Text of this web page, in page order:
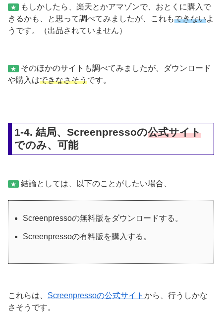
★
もしかしたら、楽天とかアマゾンで、おとくに購入で
きるかも、と思って調べてみましたが、これもできないよ
うです。（出品されていません）
★
そのほかのサイトも調べてみましたが、ダウンロード
や購入はできなさそうです。
1-4. 結局、Screenpressoの公式サイト
でのみ、可能
★ 結論としては、以下のことがしたい場合、
Screenpressoの無料版をダウンロードする。
Screenpressoの有料版を購入する。
これらは、 Screenpressoの公式サイト から、行うしかな
さそうです。